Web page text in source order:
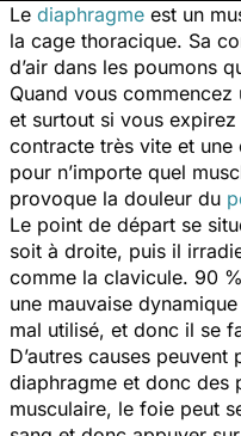
Le diaphragme est un
la cage thoracique. Sa
d’air dans les poumons
Quand vous
et surtout si vous
contracte très vite et
pour n’importe quel
provoque la douleur du
Le point de départ se
soit à droite, puis il
comme la clavicule. 90
une mauvaise
mal utilisé, et donc il se
D’autres causes
diaphragme et donc des
musculaire, le foie peut